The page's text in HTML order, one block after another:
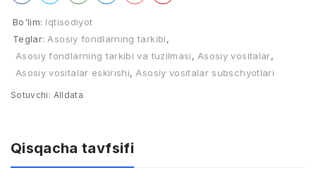
Bo'lim: Iqtisodiyot
Teglar: Asosiy fondlarning tarkibi,
Asosiy fondlarning tarkibi va tuzilmasi, Asosiy vositalar,
Asosiy vositalar eskirishi, Asosiy vositalar subschyotlari
Sotuvchi: Alldata
Qisqacha tavfsifi